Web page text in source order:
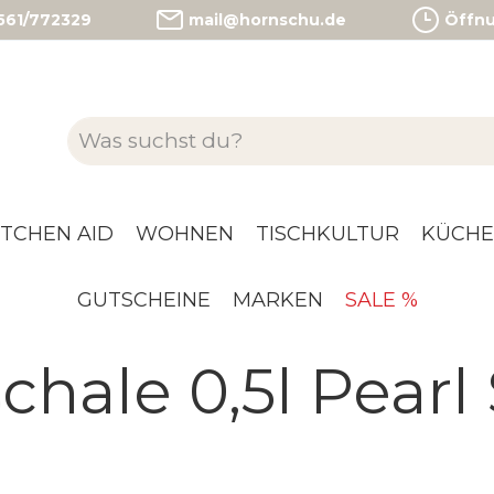
772329 mail@hornschu.de
AID WOHNEN TISCHKULTUR KÜCHE
GUTSCHEINE MARKEN SALE %
0,5l Pearl